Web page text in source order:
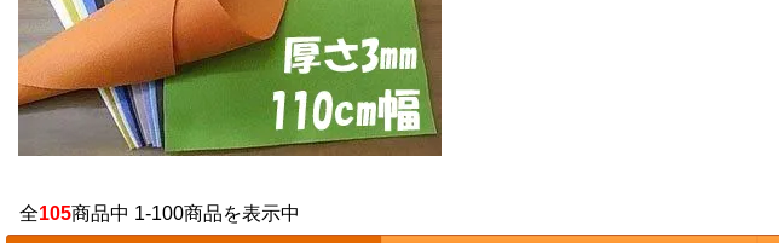
全105商品中 1-100商品を表示中